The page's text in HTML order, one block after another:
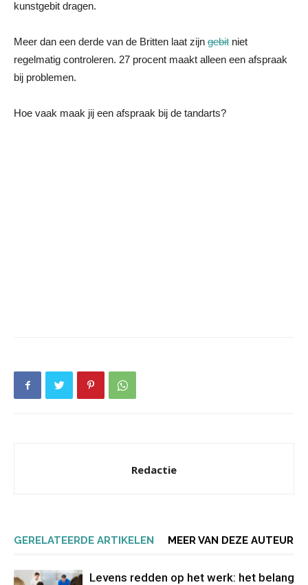
kunstgebit dragen.
Meer dan een derde van de Britten laat zijn gebit niet
regelmatig controleren. 27 procent maakt alleen een afspraak
bij problemen.
Hoe vaak maak jij een afspraak bij de tandarts?
Redactie
GERELATEERDE ARTIKELEN MEER VAN DEZE AUTEUR
Levens redden op het werk: het belang